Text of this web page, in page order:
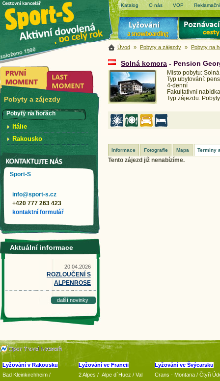
Katalog O nás VOP
Úvod » Pobyty a zájezdy » Pobyty na
Solná komora - Pension
Místo pobytu:
Typ ubytování:
4-denní
Fakultativní
Typ zájezdu:
Informace Fotografie Mapa Termíny
Tento zájezd již nenabízíme.
Pobyty a zájezdy
Pobyty na horách
Itálie
Rakousko
Sport-S
info@sport-s.cz
+420 777 263 423
kontaktní formulář
Aktuální informace
20.04.2026
ROZLOUČENÍ S
ALPENROSE
další novinky
Lyžování v Rakousku
Bad Kleinkirchheim /
Lyžování ve Francii
2 Alpes / Alpe d´Huez / Val
Lyžování ve Švýcarsku
Crans - Montana / Čtyři